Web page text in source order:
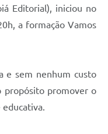
Editorial), iniciou no
a formação Vamos
e sem nenhum custo
propósito promover o